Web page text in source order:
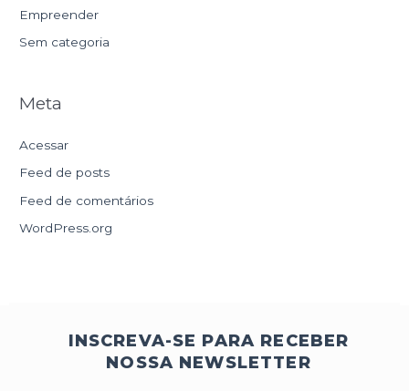
Empreender
Sem categoria
Meta
Acessar
Feed de posts
Feed de comentários
WordPress.org
INSCREVA-SE PARA RECEBER
NOSSA NEWSLETTER